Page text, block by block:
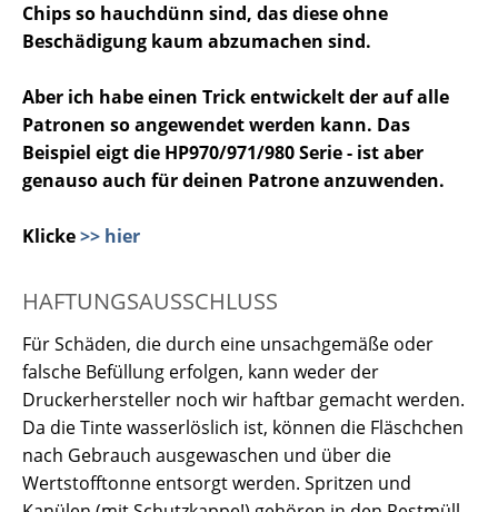
Chips so hauchdünn sind, das diese ohne
Beschädigung kaum abzumachen sind.
Aber ich habe einen Trick entwickelt der auf alle
Patronen so angewendet werden kann. Das
Beispiel eigt die HP970/971/980 Serie - ist aber
genauso auch für deinen Patrone anzuwenden.
Klicke>> hier
HAFTUNGSAUSSCHLUSS
Für Schäden, die durch eine unsachgemäße oder
falsche Befüllung erfolgen, kann weder der
Druckerhersteller noch wir haftbar gemacht werden.
Da die Tinte wasserlöslich ist, können die Fläschchen
nach Gebrauch ausgewaschen und über die
Wertstofftonne entsorgt werden. Spritzen und